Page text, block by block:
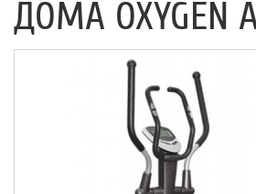
ДОМА OXYGEN